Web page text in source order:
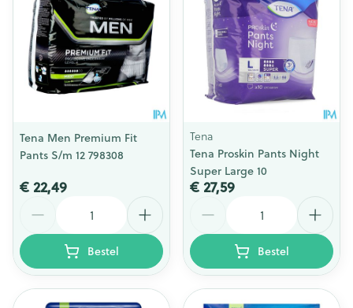
Tena Men Premium Fit
Pants S/m 12 798308
€ 22,49
Bestel
Tena
Tena Proskin Pants Night
Super Large 10
€ 27,59
Bestel